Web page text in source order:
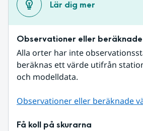
Lär dig mer
Observationer eller
Alla orter har inte
beräknas ett värde utifrån
och modelldata.
Observationer eller beräknade
Få koll på skurarna